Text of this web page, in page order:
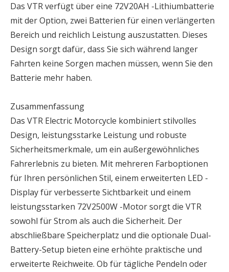
Das VTR verfügt über eine 72V20AH -Lithiumbatterie
mit der Option, zwei Batterien für einen verlängerten
Bereich und reichlich Leistung auszustatten. Dieses
Design sorgt dafür, dass Sie sich während langer
Fahrten keine Sorgen machen müssen, wenn Sie den
Batterie mehr haben.
Zusammenfassung
Das VTR Electric Motorcycle kombiniert stilvolles
Design, leistungsstarke Leistung und robuste
Sicherheitsmerkmale, um ein außergewöhnliches
Fahrerlebnis zu bieten. Mit mehreren Farboptionen
für Ihren persönlichen Stil, einem erweiterten LED -
Display für verbesserte Sichtbarkeit und einem
leistungsstarken 72V2500W -Motor sorgt die VTR
sowohl für Strom als auch die Sicherheit. Der
abschließbare Speicherplatz und die optionale Dual-
Battery-Setup bieten eine erhöhte praktische und
erweiterte Reichweite. Ob für tägliche Pendeln oder